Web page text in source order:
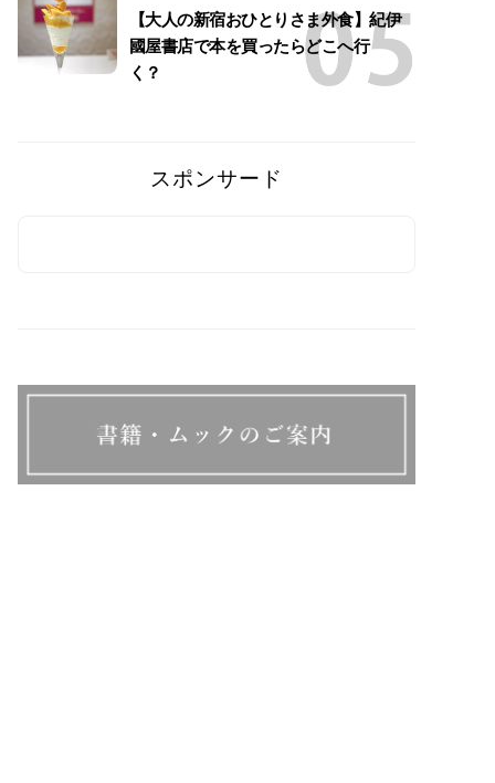
【大人の新宿おひとりさま外食】紀伊
國屋書店で本を買ったらどこへ行
く？
スポンサード